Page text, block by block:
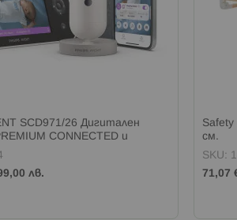
SCD971/26 Дигитален
CONNECTED и
IQ
лв.
Safety
см.
SKU:
71,07